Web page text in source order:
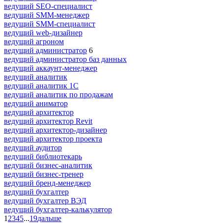
ведущий SEO-специалист
ведущий SMM-менеджер
ведущий SMM-специалист
ведущий web-дизайнер
ведущий агроном
ведущий администратор 6
ведущий администратор баз данных
ведущий аккаунт-менеджер
ведущий аналитик
ведущий аналитик 1С
ведущий аналитик по продажам
ведущий аниматор
ведущий архитектор
ведущий архитектор Revit
ведущий архитектор-дизайнер
ведущий архитектор проекта
ведущий аудитор
ведущий библиотекарь
ведущий бизнес-аналитик
ведущий бизнес-тренер
ведущий бренд-менеджер
ведущий бухгалтер
ведущий бухгалтер ВЭД
ведущий бухгалтер-калькулятор
1 2345...19дальше